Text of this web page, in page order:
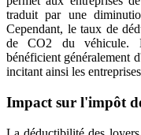
traduit par une
Cependant, le taux de
de CO2 du véhicule.
bénéficient généralement
incitant ainsi les
Impact sur l'impôt